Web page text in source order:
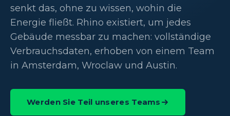
senkt das, ohne zu wissen, wohin die
Energie fließt. Rhino existiert, um jedes
Gebäude messbar zu machen: vollständige
Verbrauchsdaten, erhoben von einem Team
in Amsterdam, Wroclaw und Austin.
Werden Sie Teil unseres Teams